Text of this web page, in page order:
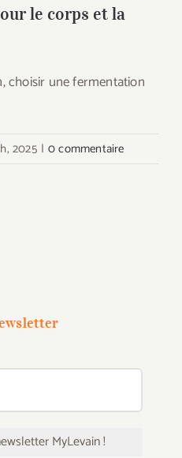
le corps et la
choisir une fermentation
2025 | 0 commentaire